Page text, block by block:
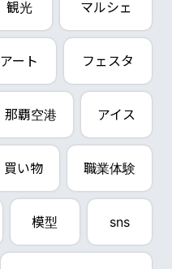
観光 マルシェ
アート フェスタ
那覇空港 アイス
買い物 職業体験
模型 sns